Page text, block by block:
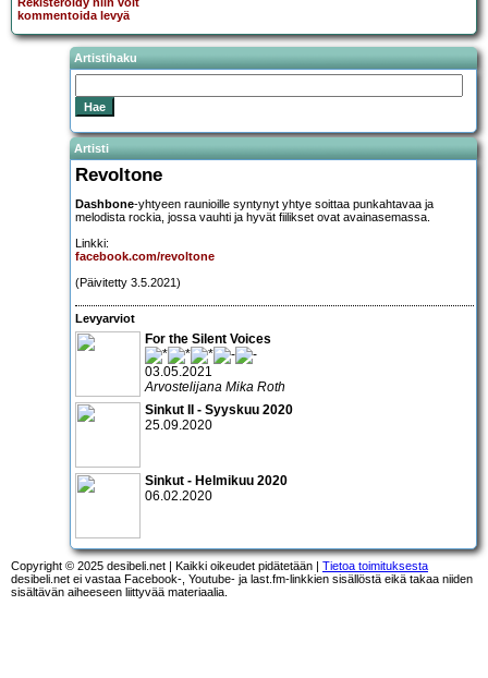
Rekisteröidy niin voit
kommentoida levyä
Artistihaku
Artisti
Revoltone
Dashbone-yhtyeen raunioille syntynyt yhtye soittaa punkahtavaa ja
melodista rockia, jossa vauhti ja hyvät fiilikset ovat avainasemassa.
Linkki:
facebook.com/revoltone
(Päivitetty 3.5.2021)
Levyarviot
For the Silent Voices
03.05.2021
Arvostelijana Mika Roth
Sinkut II - Syyskuu 2020
25.09.2020
Sinkut - Helmikuu 2020
06.02.2020
Copyright © 2025 desibeli.net | Kaikki oikeudet pidätetään | Tietoa toimituksesta
desibeli.net ei vastaa Facebook-, Youtube- ja last.fm-linkkien sisällöstä eikä takaa niiden
sisältävän aiheeseen liittyvää materiaalia.